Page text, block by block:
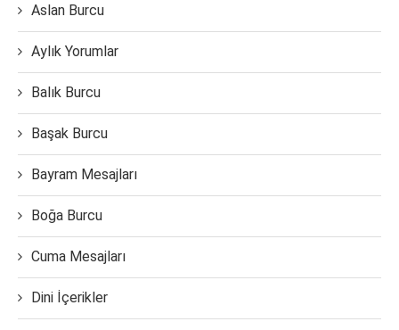
Aslan Burcu
Aylık Yorumlar
Balık Burcu
Başak Burcu
Bayram Mesajları
Boğa Burcu
Cuma Mesajları
Dini İçerikler